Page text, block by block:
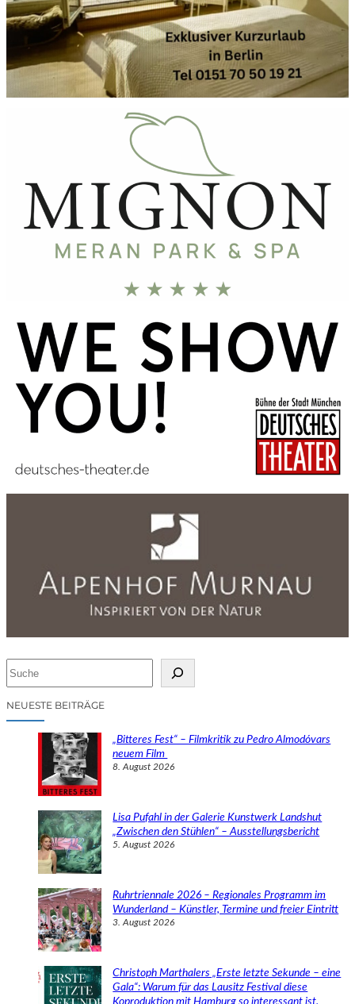
cNEUESTE BEITRÄGE
„Bitteres Fest“ – Filmkritik zu Pedro Almodóvars
neuem Film
8. August 2026
Lisa Pufahl in der Galerie Kunstwerk Landshut
„Zwischen den Stühlen“ – Ausstellungsbericht
5. August 2026
Ruhrtriennale 2026 – Regionales Programm im
Wunderland – Künstler, Termine und freier Eintritt
3. August 2026
Christoph Marthalers „Erste letzte Sekunde – eine
Gala“: Warum für das Lausitz Festival diese
Koproduktion mit Hamburg so interessant ist.